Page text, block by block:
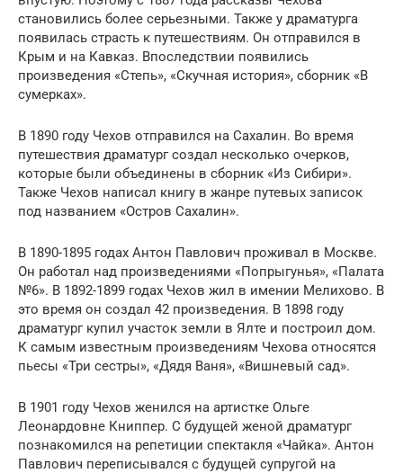
становились более серьезными. Также у драматурга
появилась страсть к путешествиям. Он отправился в
Крым и на Кавказ. Впоследствии появились
произведения «Степь», «Скучная история», сборник «В
сумерках».
В 1890 году Чехов отправился на Сахалин. Во время
путешествия драматург создал несколько очерков,
которые были объединены в сборник «Из Сибири».
Также Чехов написал книгу в жанре путевых записок
под названием «Остров Сахалин».
В 1890-1895 годах Антон Павлович проживал в Москве.
Он работал над произведениями «Попрыгунья», «Палата
№6». В 1892-1899 годах Чехов жил в имении Мелихово. В
это время он создал 42 произведения. В 1898 году
драматург купил участок земли в Ялте и построил дом.
К самым известным произведениям Чехова относятся
пьесы «Три сестры», «Дядя Ваня», «Вишневый сад».
В 1901 году Чехов женился на артистке Ольге
Леонардовне Книппер. С будущей женой драматург
познакомился на репетиции спектакля «Чайка». Антон
Павлович переписывался с будущей супругой на